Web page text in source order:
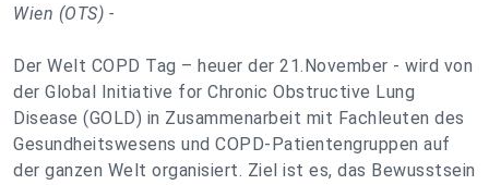
Wien (OTS) -
Der Welt COPD Tag – heuer der 21.November - wird von
der Global Initiative for Chronic Obstructive Lung
Disease (GOLD) in Zusammenarbeit mit Fachleuten des
Gesundheitswesens und COPD-Patientengruppen auf
der ganzen Welt organisiert. Ziel ist es, das Bewusstsein